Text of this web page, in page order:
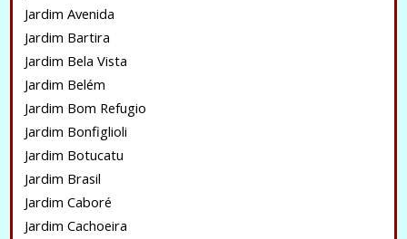
Jardim Avenida
Jardim Bartira
Jardim Bela Vista
Jardim Belém
Jardim Bom Refugio
Jardim Bonfiglioli
Jardim Botucatu
Jardim Brasil
Jardim Caboré
Jardim Cachoeira